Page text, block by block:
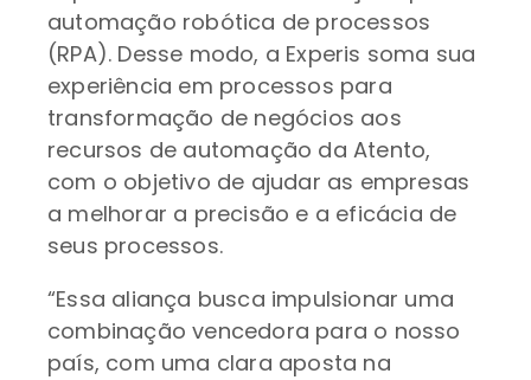
automação robótica de processos
(RPA). Desse modo, a Experis soma sua
experiência em processos para
transformação de negócios aos
recursos de automação da Atento,
com o objetivo de ajudar as empresas
a melhorar a precisão e a eficácia de
seus processos.
“Essa aliança busca impulsionar uma
combinação vencedora para o nosso
país, com uma clara aposta na